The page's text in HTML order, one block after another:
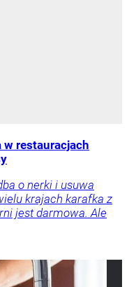
restauracjach
o nerki i usuwa
krajach karafka z
jest darmowa. Ale